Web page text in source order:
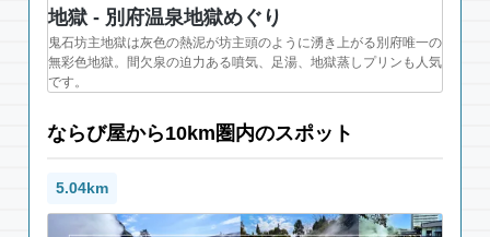
地獄 - 別府温泉地獄めぐり
鬼石坊主地獄は灰色の熱泥が坊主頭のように湧き上がる別府唯一の
無彩色地獄。間欠泉の迫力ある噴気、足湯、地獄蒸しプリンも人気
です。
ならび屋から10km圏内のスポット
5.04km